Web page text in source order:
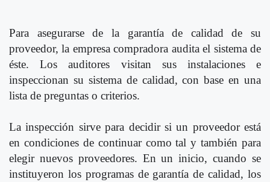
Para asegurarse de la garantía de calidad de su
proveedor, la empresa compradora audita el sistema de
éste. Los auditores visitan sus instalaciones e
inspeccionan su sistema de calidad, con base en una
lista de preguntas o criterios.
La inspección sirve para decidir si un proveedor está
en condiciones de continuar como tal y también para
elegir nuevos proveedores. En un inicio, cuando se
instituyeron los programas de garantía de calidad, los